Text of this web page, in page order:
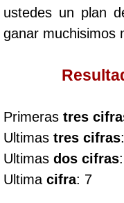
Caribeña
Culona día
Culona noche
ustedes un plan
ganar muchisimos
Primeras tres
Ultimas tres cifras
Ultimas dos cifras
Ultima cifra: 7